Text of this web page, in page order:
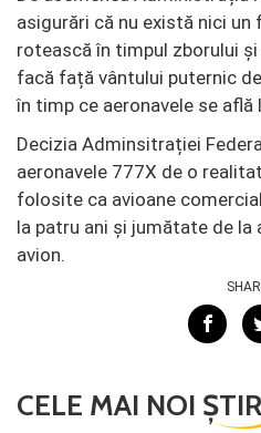
asigurări că nu există nici un
rotească în timpul zborului
facă față vântului puternic
în timp ce aeronavele se află
Decizia Adminsitrației
aeronavele 777X de o
folosite ca avioane
la patru ani și jumătate de la
avion.
CELE MAI NOI